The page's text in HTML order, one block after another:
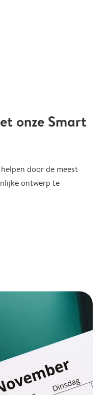
onze Smart
door de meest
ontwerp te